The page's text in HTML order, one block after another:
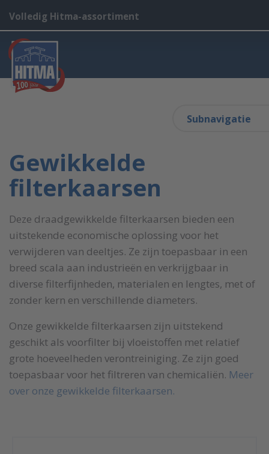
Volledig Hitma-assortiment
Subnavigatie
Gewikkelde
filterkaarsen
Deze draadgewikkelde filterkaarsen bieden een
uitstekende economische oplossing voor het
verwijderen van deeltjes. Ze zijn toepasbaar in een
breed scala aan industrieën en verkrijgbaar in
diverse filterfijnheden, materialen en lengtes, met of
zonder kern en verschillende diameters.
Onze gewikkelde filterkaarsen zijn uitstekend
geschikt als voorfilter bij vloeistoffen met relatief
grote hoeveelheden verontreiniging. Ze zijn goed
toepasbaar voor het filtreren van chemicaliën. Meer
over onze gewikkelde filterkaarsen.